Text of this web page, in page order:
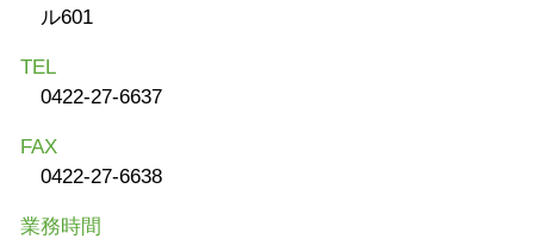
ル601
TEL
0422-27-6637
FAX
0422-27-6638
業務時間